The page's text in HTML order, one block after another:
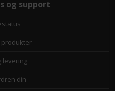
og support
produkter
levering
din